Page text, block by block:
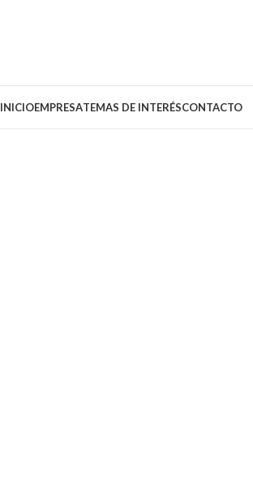
INICIOEMPRESATEMAS DE INTERÉSCONTACTO